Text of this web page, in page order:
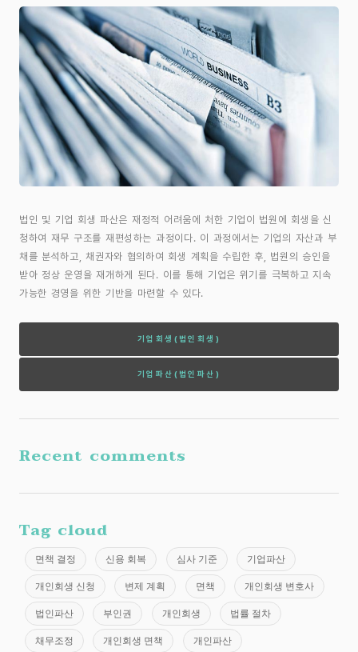
법인 및 기업 회생 파산은 재정적 어려움에 처한 기업이 법원에 회생을 신
청하여 재무 구조를 재편성하는 과정이다. 이 과정에서는 기업의 자산과 부
채를 분석하고, 채권자와 협의하여 회생 계획을 수립한 후, 법원의 승인을
받아 정상 운영을 재개하게 된다. 이를 통해 기업은 위기를 극복하고 지속
가능한 경영을 위한 기반을 마련할 수 있다.
기업회생(법인회생)
기업파산(법인파산)
Recent comments
Tag cloud
면책 결정 신용 회복 심사 기준
기업파산
개인회생 신청
변제 계획 면책
개인회생 변호사
법인파산
부인권 개인회생
법률 절차
채무조정
개인회생 면책
개인파산